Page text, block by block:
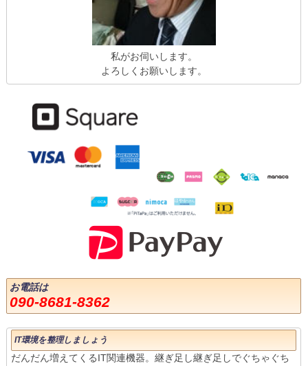
私がお伺いします。
よろしくお願いします。
お電話は
090-8681-8362
IT環境を整理しましょう
だんだん増えてくるIT関連機器。継ぎ足し継ぎ足しでぐちゃぐち